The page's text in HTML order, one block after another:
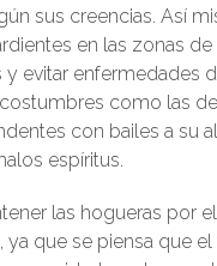
sus creencias. Así
en las zonas
y evitar enfermedades
como las
con bailes a su
espíritus.
las hogueras por
que se piensa que el